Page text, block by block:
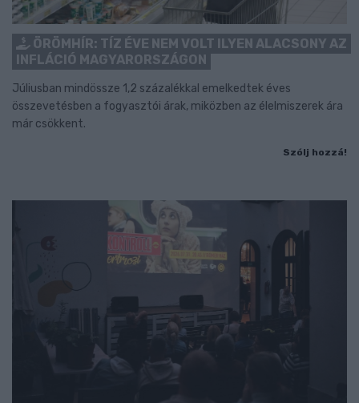
ÖRÖMHÍR: TÍZ ÉVE NEM VOLT ILYEN ALACSONY AZ
INFLÁCIÓ MAGYARORSZÁGON
Júliusban mindössze 1,2 százalékkal emelkedtek éves
összevetésben a fogyasztói árak, miközben az élelmiszerek ára
már csökkent.
Szólj hozzá!